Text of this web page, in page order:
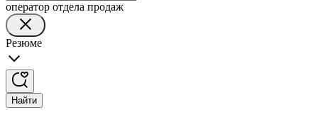
оператор отдела продаж
Резюме
Найти